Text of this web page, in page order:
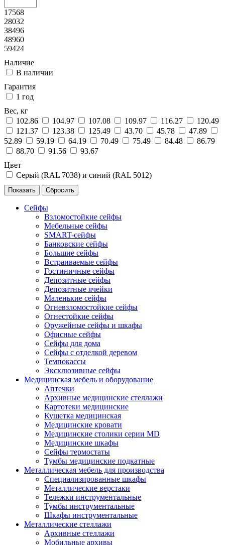
17568
28032
38496
48960
59424
Наличие
В наличии
Гарантия
1 год
Вес, кг
102.86
104.97 107.08 109.97 116.27
120.49
121.37
123.38 125.49 43.70 45.78
47.89
52.89
59.19 64.19 70.49 75.49 84.48
86.79
88.70
91.56
93.67
Цвет
Серый (RAL 7038) и синий (RAL 5012)
Сейфы
Взломостойкие сейфы
Мебельные сейфы
SMART-сейфы
Банковские сейфы
Большие сейфы
Встраиваемые сейфы
Гостиничные сейфы
Депозитные сейфы
Депозитные ячейки
Маленькие сейфы
Огневзломостойкие сейфы
Огнестойкие сейфы
Оружейные сейфы и шкафы
Офисные сейфы
Сейфы для дома
Сейфы с отделкой деревом
Темпокассы
Эксклюзивные сейфы
Медицинская мебель и оборудование
Аптечки
Архивные медицинские стеллажи
Картотеки медицинские
Кушетка медицинская
Медицинские кровати
Медицинские столики серии MD
Медицинские шкафы
Сейфы термостаты
Тумбы медицинские подкатные
Металлическая мебель для производства
Cпециализированные шкафы
Металлические верстаки
Тележки инструментальные
Тумбы инструментальные
Шкафы инструментальные
Металлические стеллажи
Архивные стеллажи
Мобильные архивы